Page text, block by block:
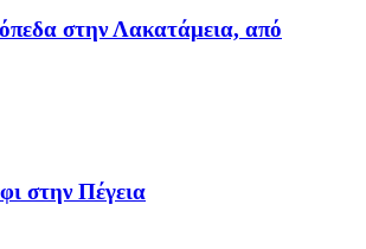
στην Λακατάμεια, από
στην Πέγεια